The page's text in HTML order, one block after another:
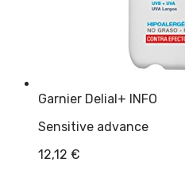
Garnier Delial+ INFO
Sensitive advance
12,12 €